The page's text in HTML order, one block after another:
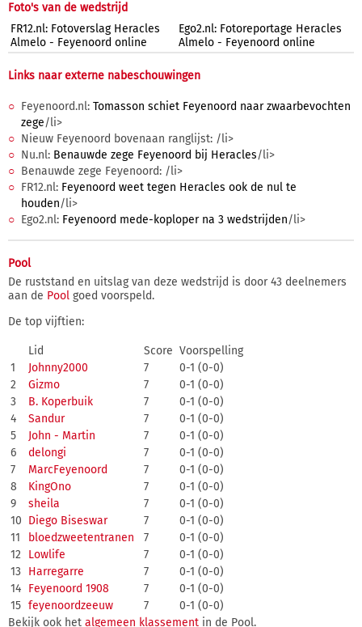
Foto's van de wedstrijd
FR12.nl: Fotoverslag Heracles
Almelo - Feyenoord online
Ego2.nl: Fotoreportage Heracles
Almelo - Feyenoord online
Links naar externe nabeschouwingen
Feyenoord.nl: Tomasson schiet Feyenoord naar zwaarbevochten
zege/li>
Nieuw Feyenoord bovenaan ranglijst: /li>
Nu.nl: Benauwde zege Feyenoord bij Heracles/li>
Benauwde zege Feyenoord: /li>
FR12.nl: Feyenoord weet tegen Heracles ook de nul te
houden/li>
Ego2.nl: Feyenoord mede-koploper na 3 wedstrijden/li>
Pool
De ruststand en uitslag van deze wedstrijd is door 43 deelnemers
aan de Pool goed voorspeld.
De top vijftien:
Lid Score Voorspelling
1
Johnny2000 7
0-1 (0-0)
2
Gizmo 7
0-1 (0-0)
3
B. Koperbuik 7
0-1 (0-0)
4
Sandur 7
0-1 (0-0)
5
John - Martin 7
0-1 (0-0)
6
delongi 7
0-1 (0-0)
7
MarcFeyenoord 7
0-1 (0-0)
8
KingOno 7
0-1 (0-0)
9
sheila 7
0-1 (0-0)
10 Diego Biseswar 7
0-1 (0-0)
11
bloedzweetentranen 7
0-1 (0-0)
12 Lowlife 7
0-1 (0-0)
13 Harregarre 7
0-1 (0-0)
14 Feyenoord 1908 7
0-1 (0-0)
15 feyenoordzeeuw 7
0-1 (0-0)
Bekijk ook het algemeen klassement in de Pool.